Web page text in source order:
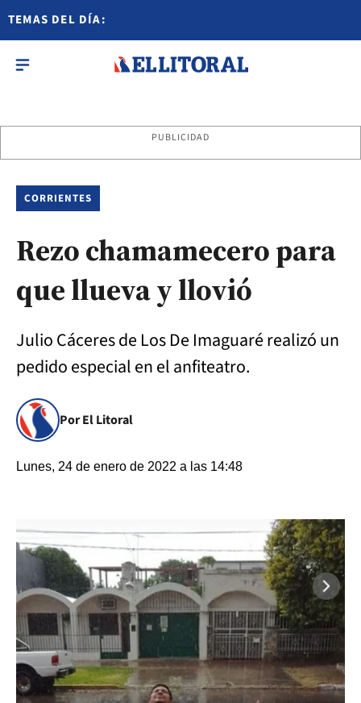
TEMAS DEL DÍA:
PUBLICIDAD
CORRIENTES
Rezo chamamecero para
que llueva y llovió
Julio Cáceres de Los De Imaguaré realizó un
pedido especial en el anfiteatro.
Por El Litoral
Lunes, 24 de enero de 2022 a las 14:48